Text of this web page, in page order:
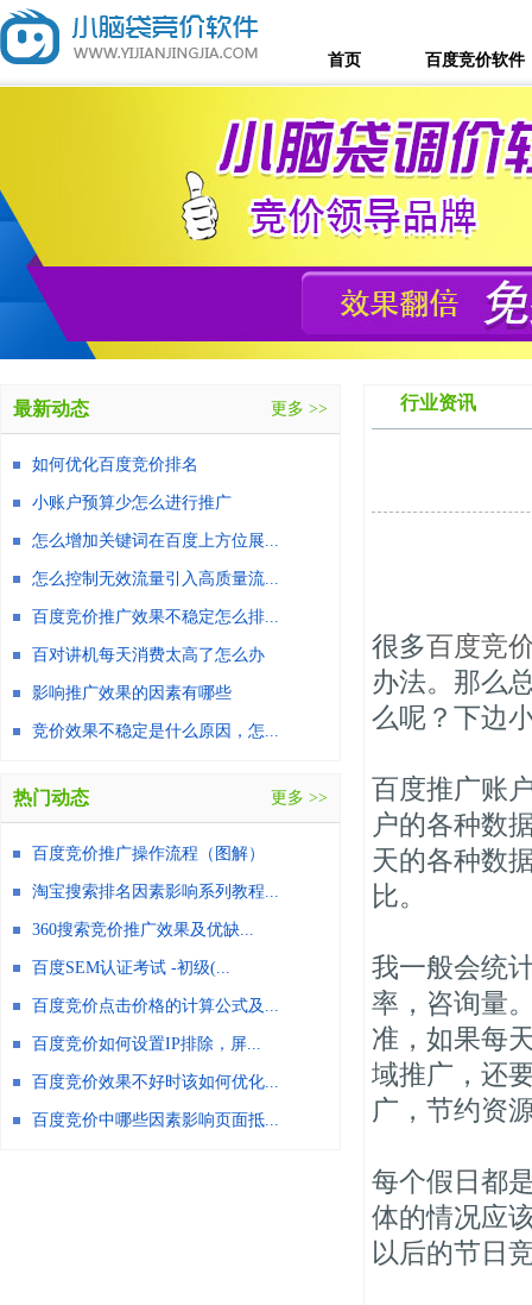
首页 百度竞价软件
行业资讯
很多百度竞
办法。那么
么呢？下边
百度推广账
户的各种数
天的各种数
比。
我一般会统
率，咨询量
准，如果每
域推广，还
广，节约资
每个假日都
体的情况应
以后的节日
最新动态 更多 >>
如何优化百度竞价排名
小账户预算少怎么进行推广
怎么增加关键词在百度上方位展...
怎么控制无效流量引入高质量流...
百度竞价推广效果不稳定怎么排...
百对讲机每天消费太高了怎么办
影响推广效果的因素有哪些
竞价效果不稳定是什么原因，怎...
热门动态 更多 >>
百度竞价推广操作流程（图解）
淘宝搜索排名因素影响系列教程...
360搜索竞价推广效果及优缺...
百度SEM认证考试 -初级(...
百度竞价点击价格的计算公式及...
百度竞价如何设置IP排除，屏...
百度竞价效果不好时该如何优化...
百度竞价中哪些因素影响页面抵...